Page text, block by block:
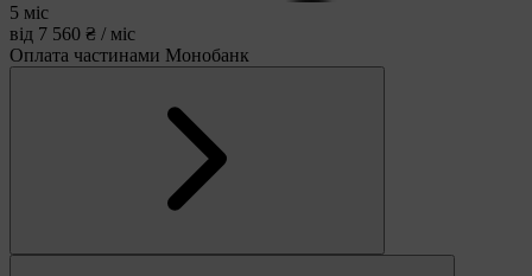
5 міс
від 7 560 ₴ / міс
Оплата частинами Монобанк